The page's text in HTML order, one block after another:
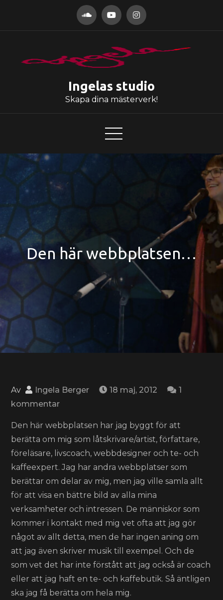
Ingelas studio
Skapa dina mästerverk!
Den här webbplatsen…
Av Ingela Berger 18 maj, 2012
1
kommentartill
här
webbplatsen…
Den här webbplatsen har jag byggt för att
berätta om mig som låtskrivare/artist, författare,
föreläsare, livscoach, webbdesigner och te- och
kaffeexpert. Jag har andra webbplatser som
berättar om delar av mig, men jag ville samla allt
för att visa en bättre bild av alla mina
verksamheter och intressen. De människor som
kommer i kontakt med mig vet ofta att jag gör
något av allt detta, men de har ingen aning om
att jag även skriver musik till exempel. Och de
som vet det har inte förstått att jag också är coach
eller att jag haft en te- och kaffebutik. Så äntligen
ska jag få berätta om hela mig.